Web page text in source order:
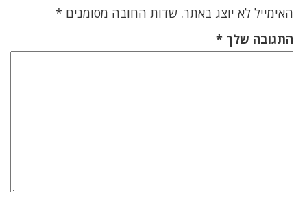
האימייל לא יוצג באתר. שדות החובה מסומנים *
התגובה שלך *